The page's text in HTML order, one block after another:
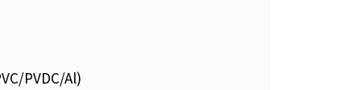
PVDC/Al)